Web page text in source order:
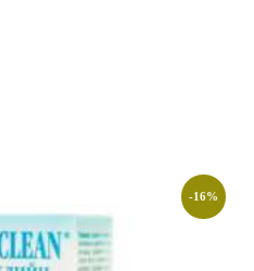
-16%